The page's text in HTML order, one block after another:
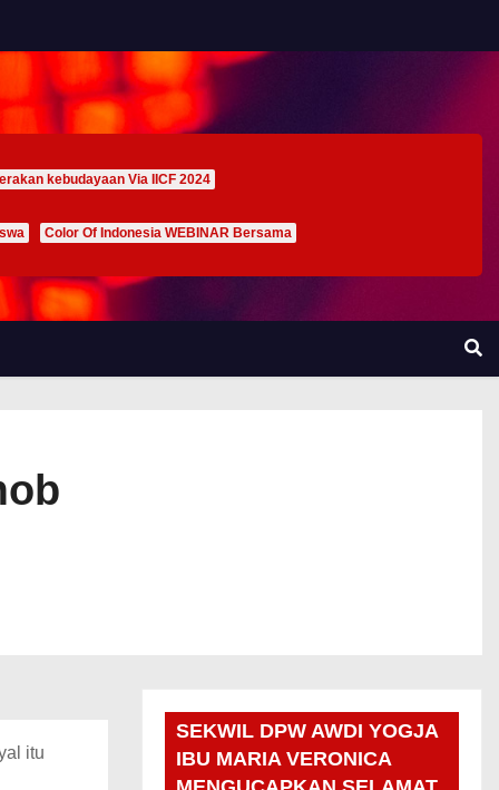
kebudayaan Via IICF 2024
Color Of Indonesia WEBINAR Bersama
itu
SEKWIL DPW AWDI YOGJA
IBU MARIA VERONICA